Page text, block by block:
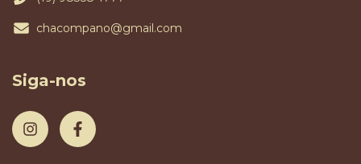
chacompano@gmail.com
Siga-nos